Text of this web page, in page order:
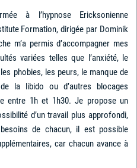
à l’hypnose Ericksonienne
Formation, dirigée par Dominik
m’a permis d’accompagner mes
variées telles que l’anxiété, le
phobies, les peurs, le manque de
la libido ou d’autres blocages
entre 1h et 1h30. Je propose un
d’un travail plus approfondi,
de chacun, il est possible
car chacun avance à